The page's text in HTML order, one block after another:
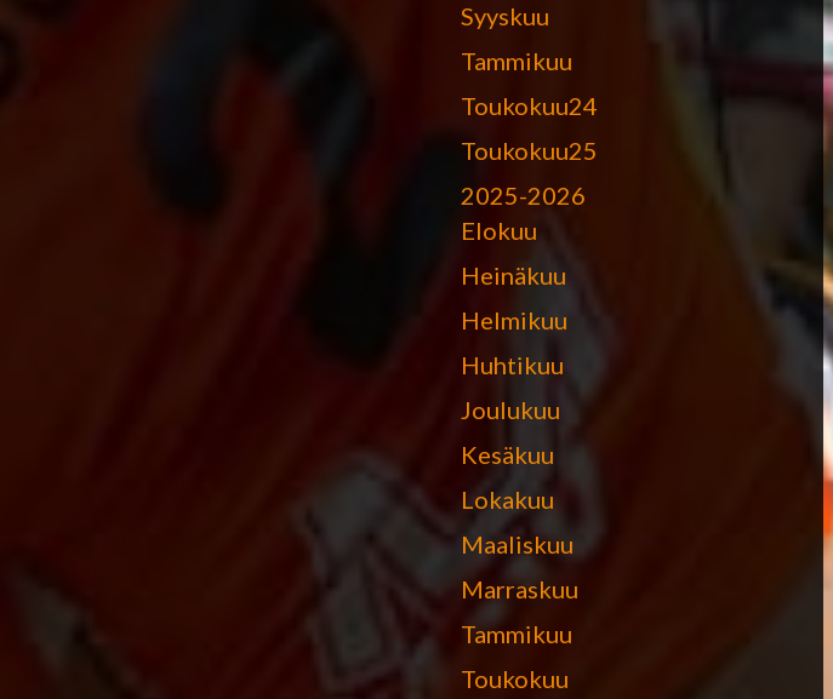
Syyskuu
Tammikuu
Toukokuu24
Toukokuu25
2025-2026
Elokuu
Heinäkuu
Helmikuu
Huhtikuu
Joulukuu
Kesäkuu
Lokakuu
Maaliskuu
Marraskuu
Tammikuu
Toukokuu